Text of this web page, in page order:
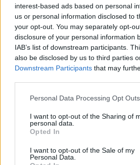
interest-based ads based on personal
us or personal information disclosed to
your opt-out. You may separately opt-
disclosure of your personal information
IAB’s list of downstream participants.
also be disclosed by us to third parties
Downstream Participants that may
Personal Data Processing Opt Outs
I want to opt-out of the Sharing of
personal data.
Opted In
I want to opt-out of the Sale of my
Personal Data.
Commenti
articolo.
L'email è richiesta ma non verrà mostrata ai
commento esprime il pensiero dell'autore e non
commenti non sono testi giornalistici, ma post
possono essere automaticamente pubblicati senza
che includano uno o più link a siti esterni verranno